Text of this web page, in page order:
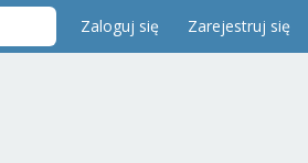
Zaloguj się Zarejestruj się